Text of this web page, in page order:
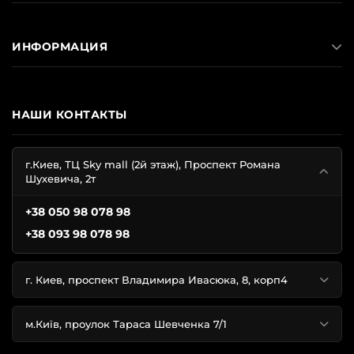
НАШИ КОНТАКТЫ
г.Киев, ТЦ Sky mall (2й этаж), Проспект Романа
Шухевича, 2т
+38 050 98 078 98
+38 093 98 078 98
г. Киев, проспект Владимира Ивасюка, 8, корп4
м.Київ, проулок Тараса Шевченка 7/1
ИНФОРМАЦИЯ